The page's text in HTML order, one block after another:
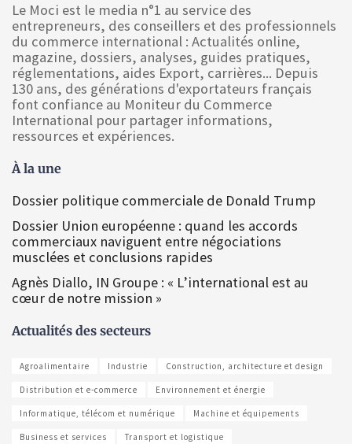
Le Moci est le media n°1 au service des
entrepreneurs, des conseillers et des professionnels
du commerce international : Actualités online,
magazine, dossiers, analyses, guides pratiques,
réglementations, aides Export, carrières... Depuis
130 ans, des générations d'exportateurs français
font confiance au Moniteur du Commerce
International pour partager informations,
ressources et expériences.
À la une
Dossier politique commerciale de Donald Trump
Dossier Union européenne : quand les accords
commerciaux naviguent entre négociations
musclées et conclusions rapides
Agnès Diallo, IN Groupe : « L’international est au
cœur de notre mission »
Actualités des secteurs
Agroalimentaire Industrie Construction, architecture et design
Distribution et e-commerce Environnement et énergie
Informatique, télécom et numérique Machine et équipements
Business et services Transport et logistique